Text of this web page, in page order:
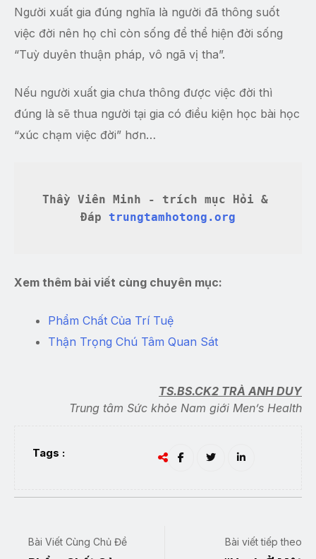
Người xuất gia đúng nghĩa là người đã thông suốt
việc đời nên họ chỉ còn sống để thể hiện đời sống
“Tuỳ duyên thuận pháp, vô ngã vị tha”.
Nếu người xuất gia chưa thông được việc đời thì
đúng là sẽ thua người tại gia có điều kiện học bài học
“xúc chạm việc đời” hơn…
Thầy Viên Minh - trích mục Hỏi &
Đáp trungtamhotong.org
Xem thêm bài viết cùng chuyên mục:
Phẩm Chất Của Trí Tuệ
Thận Trọng Chú Tâm Quan Sát
TS.BS.CK2 TRÀ ANH DUY
Trung tâm Sức khỏe Nam giới Men’s Health
Tags :
Bài Viết Cùng Chủ Đề Bài viết tiếp theo